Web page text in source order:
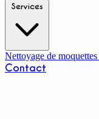
Nettoyage de moquettes
Contact